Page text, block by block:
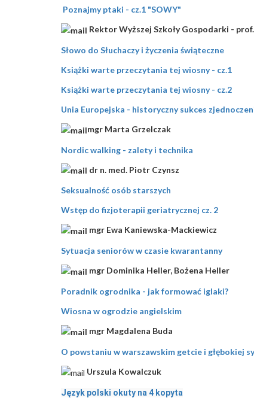
Poznajmy ptaki - cz.1 "SOWY"
Rektor Wyższej Szkoły Gospodarki -
Słowo do Słuchaczy i życzenia świąteczne
Książki warte przeczytania tej wiosny - cz.1
Książki warte przeczytania tej wiosny - cz.2
Unia Europejska - historyczny sukces
mgr Marta Grzelczak
Nordic walking - zalety i technika
dr n. med. Piotr Czynsz
Seksualność osób starszych
Wstęp do fizjoterapii geriatrycznej cz. 2
mgr Ewa Kaniewska-Mackiewicz
Sytuacja seniorów w czasie kwarantanny
mgr Dominika Heller, Bożena Heller
Poradnik ogrodnika - jak formować iglaki?
Wiosna w ogrodzie angielskim
mgr Magdalena Buda
O powstaniu w warszawskim getcie i głębokiej
Urszula Kowalczuk
Język polski okuty na 4 kopyta